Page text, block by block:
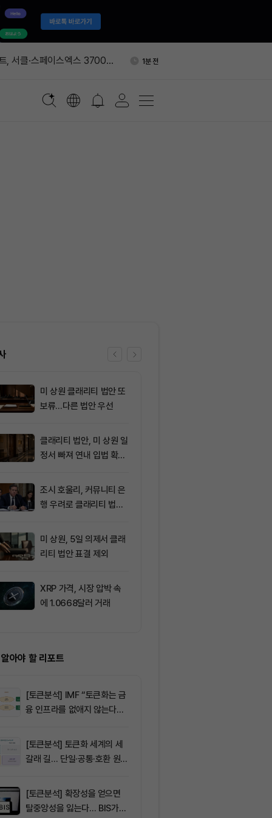
갑 제우스, 공격에 서비스 중
, 서클·스페이스엑스 3700만
1분 전
었다
바지 가능성"
였다
미 상원 클래리티 법안 또
보류…다른 법안 우선
클래리티 법안, 미 상원 일
정서 빠져 연내 입법 확률
조시 호울리, 커뮤니티 은
행 우려로 클래리티 법안
미 상원, 5일 의제서 클래
리티 법안 표결 제외
XRP 가격, 시장 압박 속
에 1.0668달러 거래
아야 할 리포트
[토큰분석] IMF “토큰화는 금
융 인프라를 없애지 않는다…
뿐”
[토큰분석] 토큰화 세계의 세
갈래 길… 단일·공통·호환 원장
명
[토큰분석] 확장성을 얻으면
탈중앙성을 잃는다… BIS가